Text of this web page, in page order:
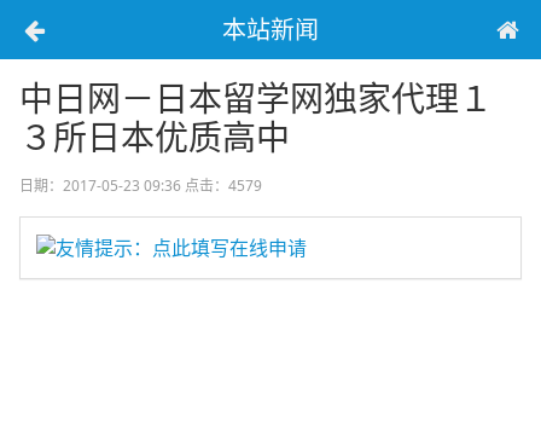
本站新闻
中日网－日本留学网独家代理１
３所日本优质高中
日期：2017-05-23 09:36 点击：4579
友情提示：点此填写在线申请